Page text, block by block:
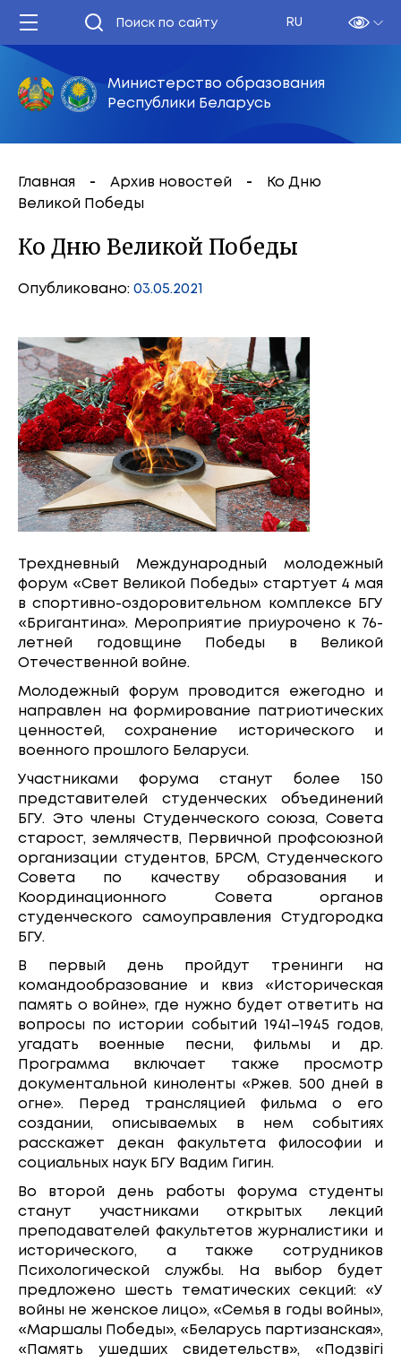
RU
Министерство образования
Республики Беларусь
Главная Архив новостей
Ко Дню
Великой Победы
Ко Дню Великой Победы
Опубликовано: 03.05.2021
Трехдневный Международный молодежный
форум «Свет Великой Победы» стартует 4 мая
в спортивно-оздоровительном комплексе БГУ
«Бригантина». Мероприятие приурочено к 76-
летней годовщине Победы в Великой
Отечественной войне.
Молодежный форум проводится ежегодно и
направлен на формирование патриотических
ценностей, сохранение исторического и
военного прошлого Беларуси.
Участниками форума станут более 150
представителей студенческих объединений
БГУ. Это члены Студенческого союза, Совета
старост, землячеств, Первичной профсоюзной
организации студентов, БРСМ, Студенческого
Совета по качеству образования и
Координационного Совета органов
студенческого самоуправления Студгородка
БГУ.
В первый день пройдут тренинги на
командообразование и квиз «Историческая
память о войне», где нужно будет ответить на
вопросы по истории событий 1941–1945 годов,
угадать военные песни, фильмы и др.
Программа включает также просмотр
документальной киноленты «Ржев. 500 дней в
огне». Перед трансляцией фильма о его
создании, описываемых в нем событиях
расскажет декан факультета философии и
социальных наук БГУ Вадим Гигин.
Во второй день работы форума студенты
станут участниками открытых лекций
преподавателей факультетов журналистики и
исторического, а также сотрудников
Психологической службы. На выбор будет
предложено шесть тематических секций: «У
войны не женское лицо», «Семья в годы войны»,
«Маршалы Победы», «Беларусь партизанская»,
«Память ушедших свидетельств», «Подзвігі